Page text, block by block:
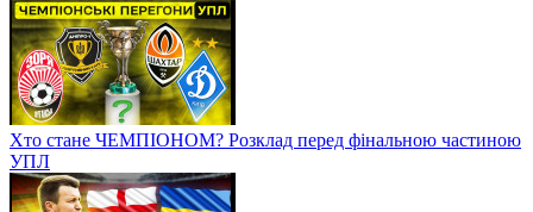
Хто стане ЧЕМПІОНОМ? Розклад перед фінальною частиною
УПЛ